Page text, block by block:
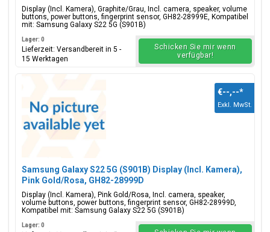
Display (Incl. Kamera), Graphite/Grau, Incl. camera, speaker, volume
buttons, power buttons, fingerprint sensor, GH82-28999E, Kompatibel
mit: Samsung Galaxy S22 5G (S901B)
Lager: 0
Lieferzeit: Versandbereit in 5 -
15 Werktagen
Schicken Sie mir wenn
verfügbar!
Samsung Galaxy S22 5G (S901B) Display (Incl. Kamera),
Pink Gold/Rosa, GH82-28999D
Display (Incl. Kamera), Pink Gold/Rosa, Incl. camera, speaker,
volume buttons, power buttons, fingerprint sensor, GH82-28999D,
Kompatibel mit: Samsung Galaxy S22 5G (S901B)
€--,--*
Exkl. MwSt.
Lager: 0